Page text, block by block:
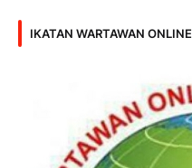
IKATAN WARTAWAN ONLINE